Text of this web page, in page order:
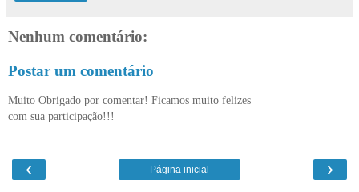
Nenhum comentário:
Postar um comentário
Muito Obrigado por comentar! Ficamos muito felizes
com sua participação!!!
‹ ›
Página inicial